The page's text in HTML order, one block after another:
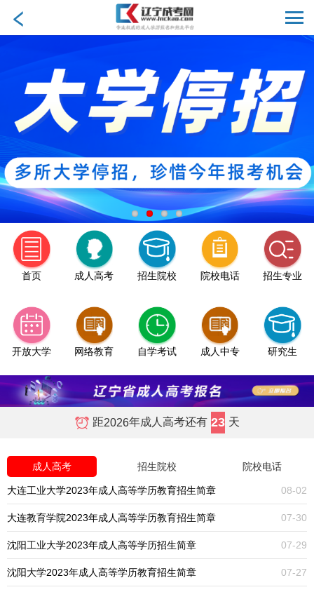
首页 成人高考 招生院校 院校电话 招生专业
开放大学 网络教育 自学考试 成人中专 研究生
距2026年成人高考还有 23 天
成人高考 招生院校 院校电话
08-02
大连工业大学2023年成人高等学历教育招生简章
07-30
大连教育学院2023年成人高等学历教育招生简章
07-29
沈阳工业大学2023年成人高等学历招生简章
07-27
沈阳大学2023年成人高等学历教育招生简章